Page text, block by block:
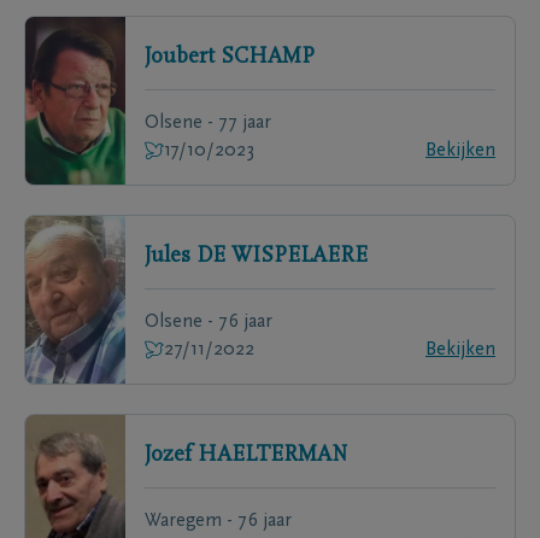
Joubert SCHAMP
Olsene - 77 jaar
17/10/2023
Bekijken
Jules DE WISPELAERE
Olsene - 76 jaar
27/11/2022
Bekijken
Jozef HAELTERMAN
Waregem - 76 jaar